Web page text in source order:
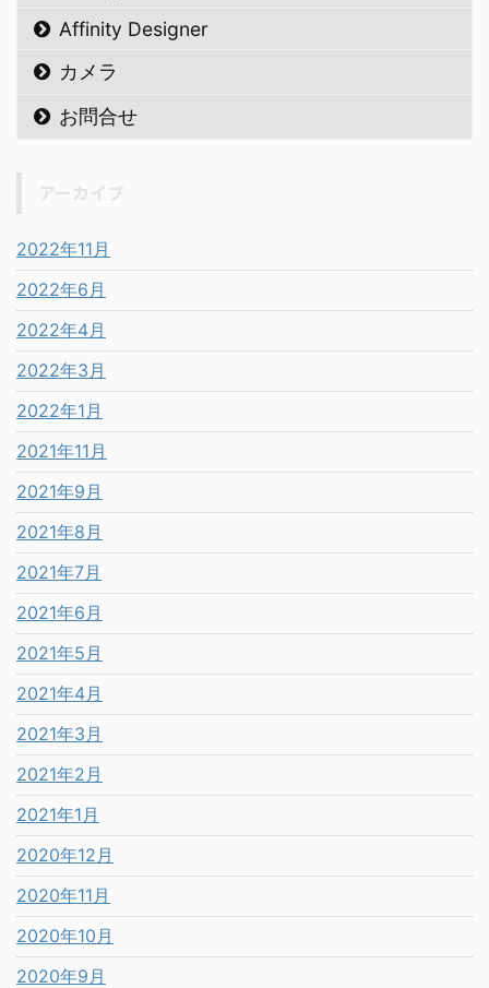
Affinity Designer
カメラ
お問合せ
2022年11月
2022年6月
2022年4月
2022年3月
2022年1月
2021年11月
2021年9月
2021年8月
2021年7月
2021年6月
2021年5月
2021年4月
2021年3月
2021年2月
2021年1月
2020年12月
2020年11月
2020年10月
2020年9月